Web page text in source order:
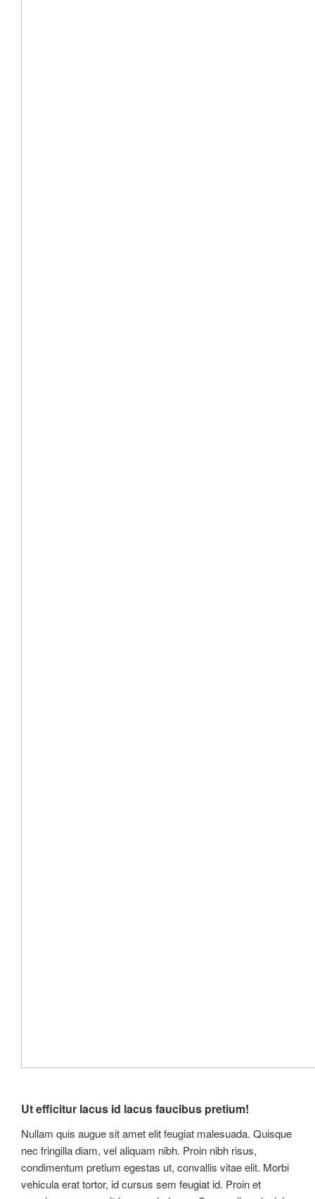
Ut efficitur lacus id lacus faucibus pretium!
Nullam quis augue sit amet elit feugiat malesuada. Quisque
nec fringilla diam, vel aliquam nibh. Proin nibh risus,
condimentum pretium egestas ut, convallis vitae elit. Morbi
vehicula erat tortor, id cursus sem feugiat id. Proin et